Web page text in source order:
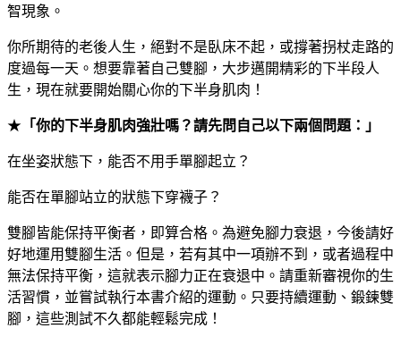
智現象。
你所期待的老後人生，絕對不是臥床不起，或撐著拐杖走路的
度過每一天。想要靠著自己雙腳，大步邁開精彩的下半段人
生，現在就要開始關心你的下半身肌肉！
★ 「你的下半身肌肉強壯嗎？請先問自己以下兩個問題：」
在坐姿狀態下，能否不用手單腳起立？
能否在單腳站立的狀態下穿襪子？
雙腳皆能保持平衡者，即算合格。為避免腳力衰退，今後請好
好地運用雙腳生活。但是，若有其中一項辦不到，或者過程中
無法保持平衡，這就表示腳力正在衰退中。請重新審視你的生
活習慣，並嘗試執行本書介紹的運動。只要持續運動、鍛鍊雙
腳，這些測試不久都能輕鬆完成！